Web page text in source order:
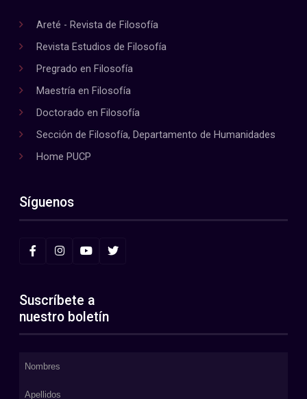
Areté - Revista de Filosofía
Revista Estudios de Filosofía
Pregrado en Filosofía
Maestría en Filosofía
Doctorado en Filosofía
Sección de Filosofía, Departamento de Humanidades
Home PUCP
Síguenos
Suscríbete a
nuestro boletín